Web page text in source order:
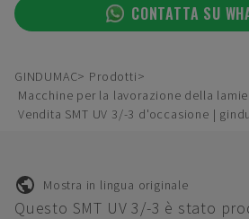
CONTATTA SU
GINDUMAC
Prodotti
Macchine per la lavorazione della
Vendita SMT UV 3/-3 d'occasione |
Mostra in lingua originale
Questo SMT UV 3/-3 è stato